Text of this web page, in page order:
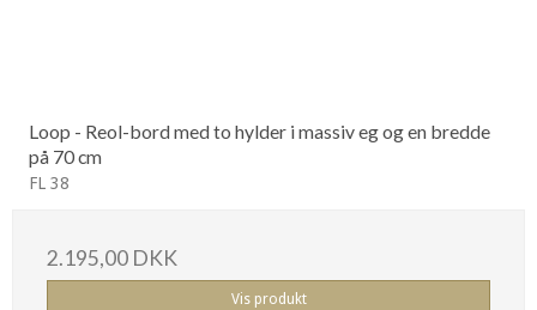
Loop - Reol-bord med to hylder i massiv eg og en bredde
på 70 cm
FL 38
2.195,00 DKK
Vis produkt